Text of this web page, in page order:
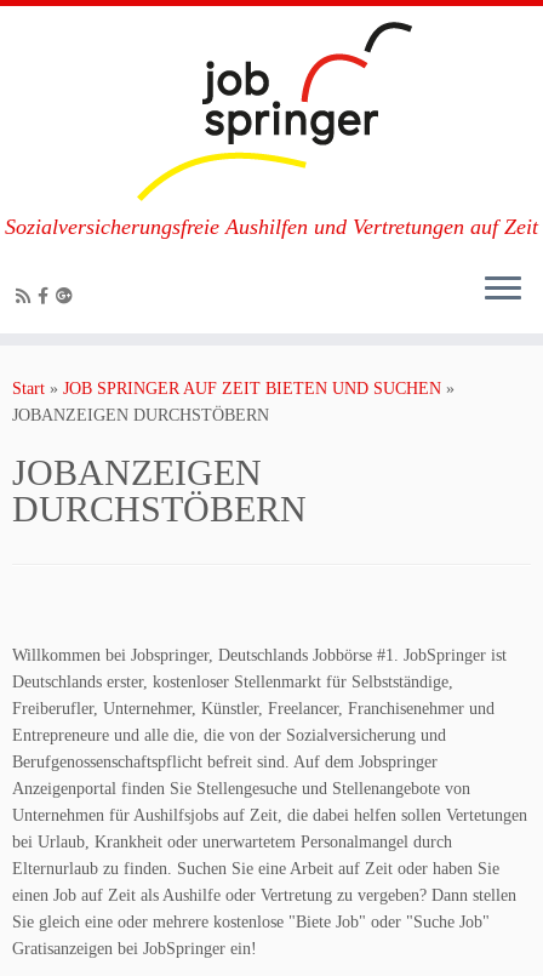
Inhalt
springen
Sozialversicherungsfreie Aushilfen und Vertretungen auf Zeit
Start » JOB SPRINGER AUF ZEIT BIETEN UND SUCHEN »
JOBANZEIGEN DURCHSTÖBERN
JOBANZEIGEN
DURCHSTÖBERN
Willkommen bei Jobspringer, Deutschlands Jobbörse #1. JobSpringer ist
Deutschlands erster, kostenloser Stellenmarkt für Selbstständige,
Freiberufler, Unternehmer, Künstler, Freelancer, Franchisenehmer und
Entrepreneure und alle die, die von der Sozialversicherung und
Berufgenossenschaftspflicht befreit sind. Auf dem Jobspringer
Anzeigenportal finden Sie Stellengesuche und Stellenangebote von
Unternehmen für Aushilfsjobs auf Zeit, die dabei helfen sollen Vertetungen
bei Urlaub, Krankheit oder unerwartetem Personalmangel durch
Elternurlaub zu finden. Suchen Sie eine Arbeit auf Zeit oder haben Sie
einen Job auf Zeit als Aushilfe oder Vertretung zu vergeben? Dann stellen
Sie gleich eine oder mehrere kostenlose "Biete Job" oder "Suche Job"
Gratisanzeigen bei JobSpringer ein!